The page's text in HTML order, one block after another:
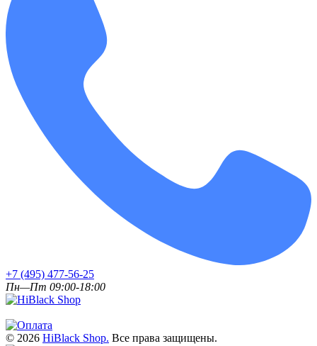
+7 (495) 477-56-25
Пн—Пт 09:00-18:00
© 2026 HiBlack Shop. Все права защищены.